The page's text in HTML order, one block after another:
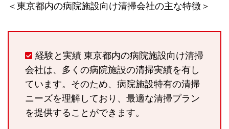
＜東京都内の病院施設向け清掃会社の主な特徴＞
経験と実績 東京都内の病院施設向け清掃
会社は、多くの病院施設の清掃実績を有し
ています。そのため、病院施設特有の清掃
ニーズを理解しており、最適な清掃プラン
を提供することができます。